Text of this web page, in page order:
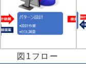
図1フロー